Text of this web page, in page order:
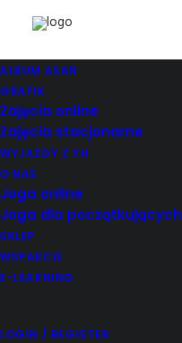
ALBUM ASAN
GRAFIK
Zajęcia online
Zajęcia stacjonarne
WYJAZDY Z YH
O NAS
Joga online
Joga dla początkujących
SKLEP
WSPARCIE
E-LEARNING
LOGIN / REGISTER
Username / Email *
Password *